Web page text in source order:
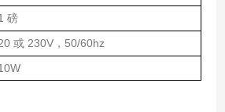
磅
或230V， 50/60hz